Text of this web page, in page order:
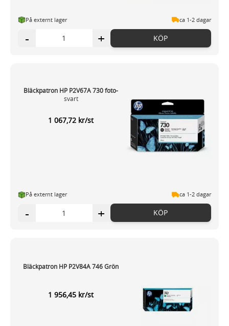
På externt lager ca 1-2 dagar
- + KÖP
Bläckpatron HP P2V67A 730 foto-
svart
1 067,72 kr/st
På externt lager ca 1-2 dagar
- + KÖP
Bläckpatron HP P2V84A 746 Grön
1 956,45 kr/st